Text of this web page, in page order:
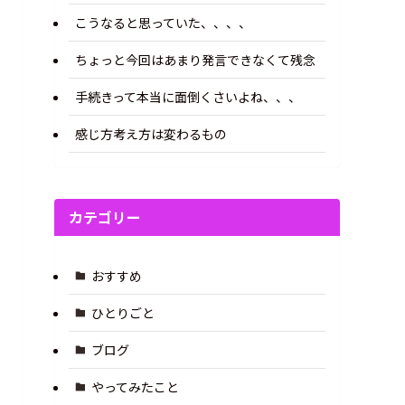
こうなると思っていた、、、、
ちょっと今回はあまり発言できなくて残念
手続きって本当に面倒くさいよね、、、
感じ方考え方は変わるもの
カテゴリー
おすすめ
ひとりごと
ブログ
やってみたこと